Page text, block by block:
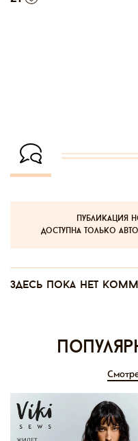
публикация
доступна только
Здесь пока нет